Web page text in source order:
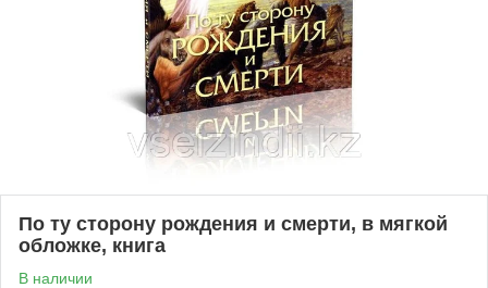
По ту сторону рождения и смерти, в мягкой
обложке, книга
В наличии